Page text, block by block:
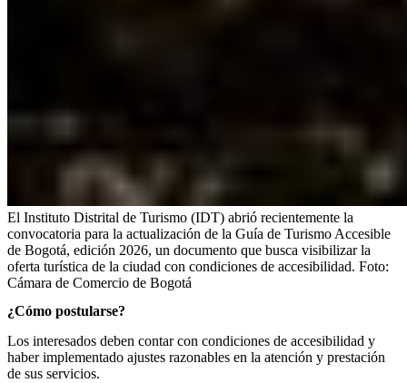
El Instituto Distrital de Turismo (IDT) abrió recientemente la
convocatoria para la actualización de la Guía de Turismo Accesible
de Bogotá, edición 2026, un documento que busca visibilizar la
oferta turística de la ciudad con condiciones de accesibilidad. Foto:
Cámara de Comercio de Bogotá
¿Cómo postularse?
Los interesados deben contar con condiciones de accesibilidad y
haber implementado ajustes razonables en la atención y prestación
de sus servicios.